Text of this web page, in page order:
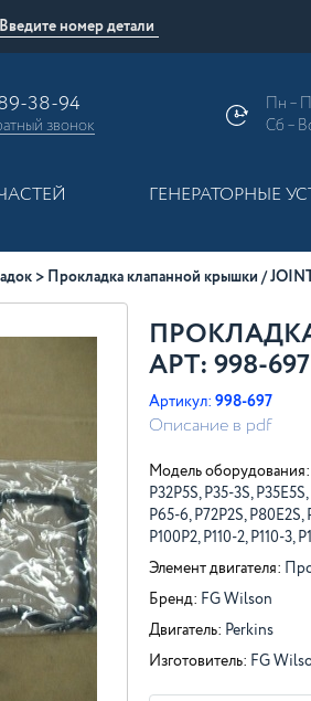
38-94
звонок
Пн –
Сб –
ГЕНЕРАТОРНЫЕ
Прокладка клапанной крышки /
АРТ: 998-697
Артикул: 998-697
Описание в pdf
Модель оборудования:
P32P5S, P35-3S,
P65-6, P72P2S, P80E2S,
P100P2, P110-2, P110-3,
Элемент двигателя:
Бренд: FG Wilson
Двигатель: Perkins
Изготовитель: FG